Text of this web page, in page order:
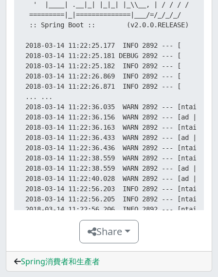
  '  |____| .__|_| |_|_| |_\\__, | / / / /
=========|_|==============|___/=/_/_/_/
:: Spring Boot ::        (v2.0.0.RELEASE)
2018-03-14 11:22:25.177  INFO 2892 --- [
2018-03-14 11:22:25.181 DEBUG 2892 --- [
2018-03-14 11:22:25.182  INFO 2892 --- [
2018-03-14 11:22:26.869  INFO 2892 --- [
2018-03-14 11:22:26.871  INFO 2892 --- [
... ...
2018-03-14 11:22:36.035  WARN 2892 ---
2018-03-14 11:22:36.156  WARN 2892 --- [ad |
2018-03-14 11:22:36.163  WARN 2892 ---
2018-03-14 11:22:36.433  WARN 2892 --- [ad |
2018-03-14 11:22:36.436  WARN 2892 ---
2018-03-14 11:22:38.559  WARN 2892 ---
2018-03-14 11:22:38.559  WARN 2892 --- [ad |
2018-03-14 11:22:40.028  WARN 2892 --- [ad |
2018-03-14 11:22:56.203  INFO 2892 ---
2018-03-14 11:22:56.205  INFO 2892 ---
2018-03-14 11:22:56.206  INFO 2892 ---
2018-03-14 11:22:56.206  INFO 2892 ---
2018-03-14 11:22:56.206  INFO 2892 ---
2018-03-14 11:22:56.206  INFO 2892 ---
2018-03-14 11:22:56.207  INFO 2892 ---
2018-03-14 11:22:56.207  INFO 2892 ---
2018-03-14 11:22:56.207  INFO 2892 ---
Share
Spring消費者和生產者